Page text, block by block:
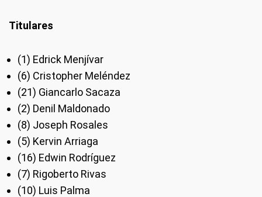
Titulares
(1) Edrick Menjívar
(6) Cristopher Meléndez
(21) Giancarlo Sacaza
(2) Denil Maldonado
(8) Joseph Rosales
(5) Kervin Arriaga
(16) Edwin Rodríguez
(7) Rigoberto Rivas
(10) Luis Palma